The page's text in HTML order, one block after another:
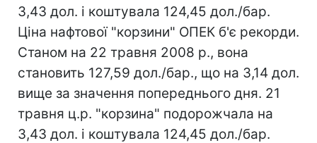
3,43 дол. і коштувала 124,45 дол./бар.
Ціна нафтової "корзини" ОПЕК б'є рекорди.
Станом на 22 травня 2008 р., вона
становить 127,59 дол./бар., що на 3,14 дол.
вище за значення попереднього дня. 21
травня ц.р. "корзина" подорожчала на
3,43 дол. і коштувала 124,45 дол./бар.